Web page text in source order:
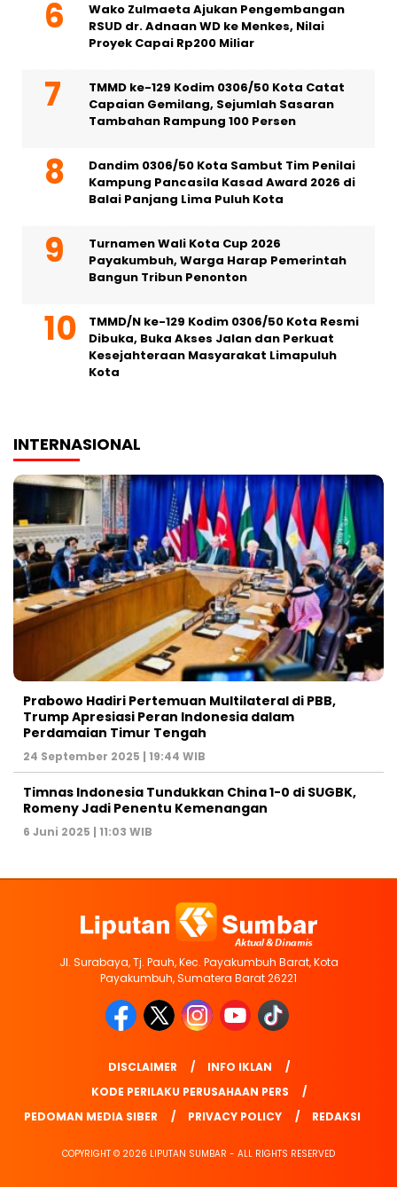
Wako Zulmaeta Ajukan Pengembangan
RSUD dr. Adnaan WD ke Menkes, Nilai
Proyek Capai Rp200 Miliar
TMMD ke-129 Kodim 0306/50 Kota Catat
Capaian Gemilang, Sejumlah Sasaran
Tambahan Rampung 100 Persen
Dandim 0306/50 Kota Sambut Tim Penilai
Kampung Pancasila Kasad Award 2026 di
Balai Panjang Lima Puluh Kota
Turnamen Wali Kota Cup 2026
Payakumbuh, Warga Harap Pemerintah
Bangun Tribun Penonton
TMMD/N ke-129 Kodim 0306/50 Kota Resmi
Dibuka, Buka Akses Jalan dan Perkuat
Kesejahteraan Masyarakat Limapuluh
Kota
INTERNASIONAL
Prabowo Hadiri Pertemuan Multilateral di PBB,
Trump Apresiasi Peran Indonesia dalam
Perdamaian Timur Tengah
24 September 2025 | 19:44 WIB
Timnas Indonesia Tundukkan China 1-0 di SUGBK,
Romeny Jadi Penentu Kemenangan
6 Juni 2025 | 11:03 WIB
Jl. Surabaya, Tj. Pauh, Kec. Payakumbuh Barat, Kota
Payakumbuh, Sumatera Barat 26221
DISCLAIMER
INFO IKLAN
KODE PERILAKU PERUSAHAAN PERS
PEDOMAN MEDIA SIBER
PRIVACY POLICY REDAKSI
COPYRIGHT © 2026 LIPUTAN SUMBAR - ALL RIGHTS RESERVED